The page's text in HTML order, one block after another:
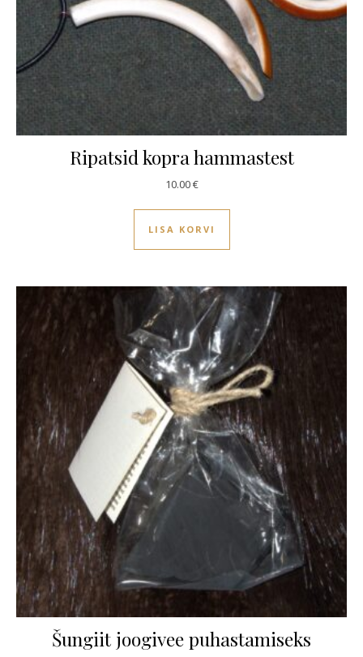
Ripatsid kopra hammastest
10.00€
LISA KORVI
Šungiit joogivee puhastamiseks